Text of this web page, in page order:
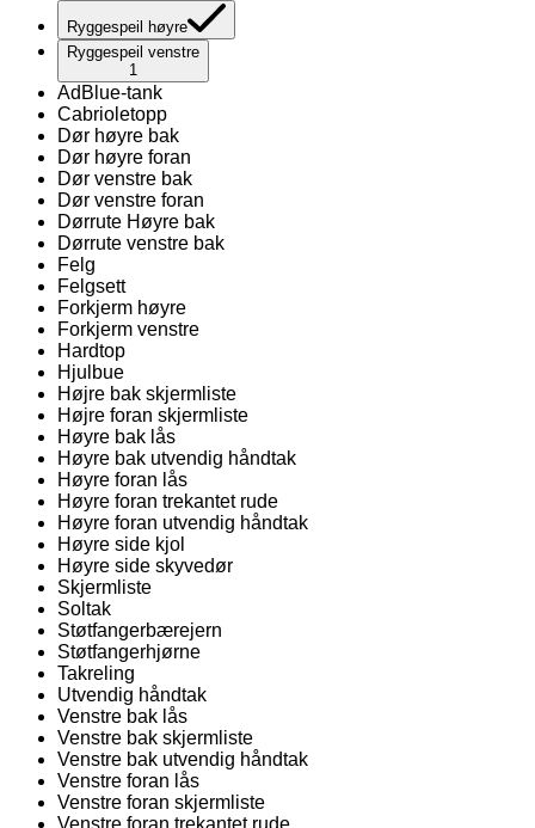
Ryggespeil høyre
Ryggespeil venstre
1
AdBlue-tank
Cabrioletopp
Dør høyre bak
Dør høyre foran
Dør venstre bak
Dør venstre foran
Dørrute Høyre bak
Dørrute venstre bak
Felg
Felgsett
Forkjerm høyre
Forkjerm venstre
Hardtop
Hjulbue
Højre bak skjermliste
Højre foran skjermliste
Høyre bak lås
Høyre bak utvendig håndtak
Høyre foran lås
Høyre foran trekantet rude
Høyre foran utvendig håndtak
Høyre side kjol
Høyre side skyvedør
Skjermliste
Soltak
Støtfangerbærejern
Støtfangerhjørne
Takreling
Utvendig håndtak
Venstre bak lås
Venstre bak skjermliste
Venstre bak utvendig håndtak
Venstre foran lås
Venstre foran skjermliste
Venstre foran trekantet rude